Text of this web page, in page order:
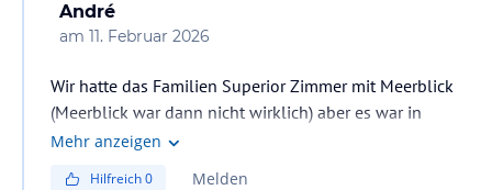
André
am 11. Februar 2026
Wir hatte das Familien Superior Zimmer mit Meerblick
(Meerblick war dann nicht wirklich) aber es war in
Poolnähe. War geräumig und vollkommen in Ordnung
Mehr anzeigen
Hilfreich0 Melden